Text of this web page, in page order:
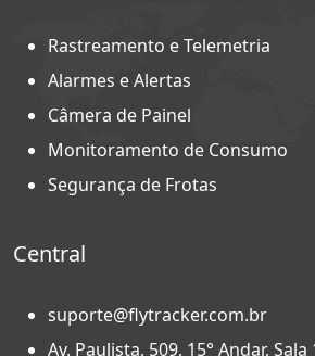
Rastreamento e Telemetria
Alarmes e Alertas
Câmera de Painel
Monitoramento de Consumo
Segurança de Frotas
Central
suporte@flytracker.com.br
Av. Paulista, 509, 15° Andar,